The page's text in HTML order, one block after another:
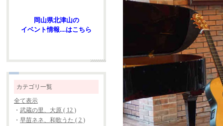
岡山県北津山の
イベント情報....はこちら
カテゴリ一覧
全て表示
・ 武蔵の里、大原 ( 12 )
・ 早苗ネネ、和歌うた ( 2 )